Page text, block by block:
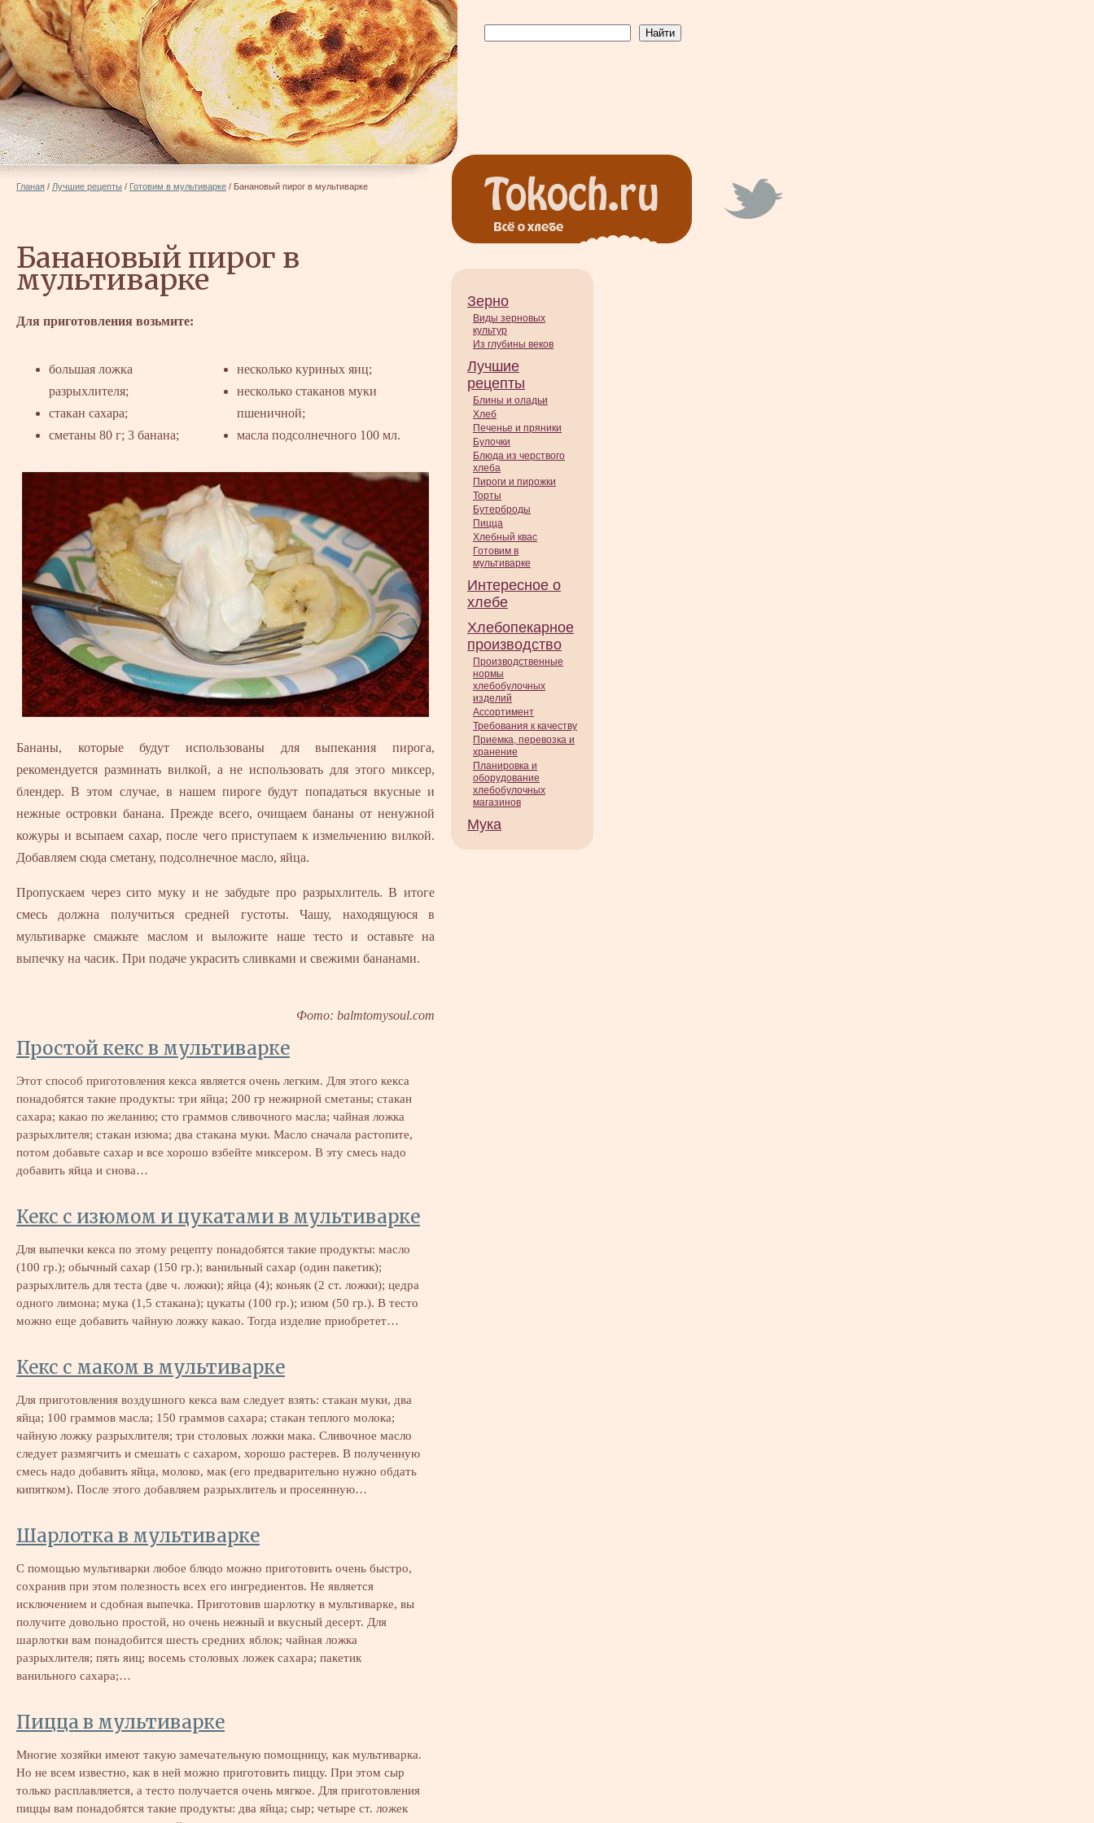
Гланая / Лучшие рецепты / Готовим в мультиварке / Банановый пирог в мультиварке
Банановый пирог в
мультиварке
Для приготовления возьмите:
большая ложка
разрыхлителя;
стакан сахара;
сметаны 80 г; 3 банана;
несколько куриных яиц;
несколько стаканов муки
пшеничной;
масла подсолнечного 100 мл.
Бананы, которые будут использованы для выпекания пирога,
рекомендуется разминать вилкой, а не использовать для этого миксер,
блендер. В этом случае, в нашем пироге будут попадаться вкусные и
нежные островки банана. Прежде всего, очищаем бананы от ненужной
кожуры и всыпаем сахар, после чего приступаем к измельчению вилкой.
Добавляем сюда сметану, подсолнечное масло, яйца.
Пропускаем через сито муку и не забудьте про разрыхлитель. В итоге
смесь должна получиться средней густоты. Чашу, находящуюся в
мультиварке смажьте маслом и выложите наше тесто и оставьте на
выпечку на часик. При подаче украсить сливками и свежими бананами.
Фото: balmtomysoul.com
Простой кекс в мультиварке
Этот способ приготовления кекса является очень легким. Для этого кекса
понадобятся такие продукты: три яйца; 200 гр нежирной сметаны; стакан
сахара; какао по желанию; сто граммов сливочного масла; чайная ложка
разрыхлителя; стакан изюма; два стакана муки. Масло сначала растопите,
потом добавьте сахар и все хорошо взбейте миксером. В эту смесь надо
добавить яйца и снова…
Кекс с изюмом и цукатами в мультиварке
Для выпечки кекса по этому рецепту понадобятся такие продукты: масло
(100 гр.); обычный сахар (150 гр.); ванильный сахар (один пакетик);
разрыхлитель для теста (две ч. ложки); яйца (4); коньяк (2 ст. ложки); цедра
одного лимона; мука (1,5 стакана); цукаты (100 гр.); изюм (50 гр.). В тесто
можно еще добавить чайную ложку какао. Тогда изделие приобретет…
Кекс с маком в мультиварке
Для приготовления воздушного кекса вам следует взять: стакан муки, два
яйца; 100 граммов масла; 150 граммов сахара; стакан теплого молока;
чайную ложку разрыхлителя; три столовых ложки мака. Сливочное масло
следует размягчить и смешать с сахаром, хорошо растерев. В полученную
смесь надо добавить яйца, молоко, мак (его предварительно нужно обдать
кипятком). После этого добавляем разрыхлитель и просеянную…
Шарлотка в мультиварке
С помощью мультиварки любое блюдо можно приготовить очень быстро,
сохранив при этом полезность всех его ингредиентов. Не является
исключением и сдобная выпечка. Приготовив шарлотку в мультиварке, вы
получите довольно простой, но очень нежный и вкусный десерт. Для
шарлотки вам понадобится шесть средних яблок; чайная ложка
разрыхлителя; пять яиц; восемь столовых ложек сахара; пакетик
ванильного сахара;…
Пицца в мультиварке
Многие хозяйки имеют такую замечательную помощницу, как мультиварка.
Но не всем известно, как в ней можно приготовить пиццу. При этом сыр
только расплавляется, а тесто получается очень мягкое. Для приготовления
пиццы вам понадобятся такие продукты: два яйца; сыр; четыре ст. ложек
Зерно
Виды зерновых
культур
Из глубины веков
Лучшие
рецепты
Блины и оладьи
Хлеб
Печенье и пряники
Булочки
Блюда из черствого
хлеба
Пироги и пирожки
Торты
Бутерброды
Пицца
Хлебный квас
Готовим в
мультиварке
Интересное о
хлебе
Хлебопекарное
производство
Производственные
нормы
хлебобулочных
изделий
Ассортимент
Требования к качеству
Приемка, перевозка и
хранение
Планировка и
оборудование
хлебобулочных
магазинов
Мука